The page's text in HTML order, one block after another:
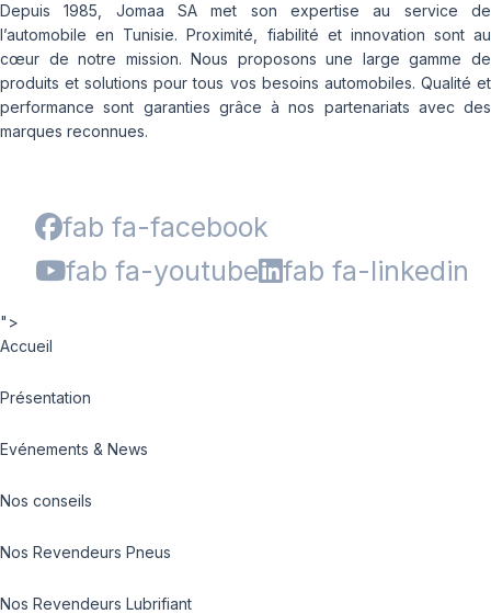
Depuis 1985, Jomaa SA met son expertise au service de
l’automobile en Tunisie. Proximité, fiabilité et innovation sont au
cœur de notre mission. Nous proposons une large gamme de
produits et solutions pour tous vos besoins automobiles. Qualité et
performance sont garanties grâce à nos partenariats avec des
marques reconnues.
fab fa-facebook
fab fa-youtube
fab fa-linkedin
">
Accueil
Présentation
Evénements & News
Nos conseils
Nos Revendeurs Pneus
Nos Revendeurs Lubrifiant